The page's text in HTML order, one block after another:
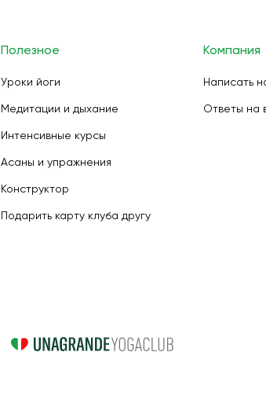
Полезное
Уроки йоги
Медитации и дыхание
Интенсивные курсы
Асаны и упражнения
Конструктор
Подарить карту клуба другу
Компания
Написать
Ответы на